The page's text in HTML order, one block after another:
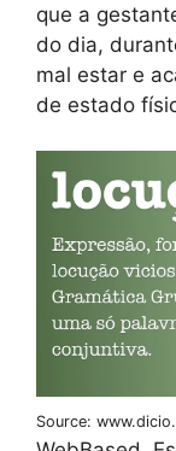
que a
do dia,
mal estar e
de estado
Source: